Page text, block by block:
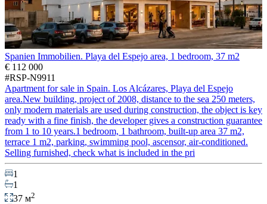
Spanien Immobilien. Playa del Espejo area, 1 bedroom, 37 m2
€ 112 000
#RSP-N9911
Apartment for sale in Spain. Los Alcázares, Playa del Espejo
area.New building, project of 2008, distance to the sea 250 meters,
only modern materials are used during construction, the object is key
ready with a fine finish, the developer gives a construction guarantee
from 1 to 10 years.1 bedroom, 1 bathroom, built-up area 37 m2,
terrace 1 m2, parking, swimming pool, ascensor, air-conditioned.
Selling furnished, check what is included in the pri
1
1
37 м2